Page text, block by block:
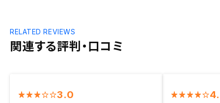
関連する評判・口コミ
RELATED REVIEWS
3.0